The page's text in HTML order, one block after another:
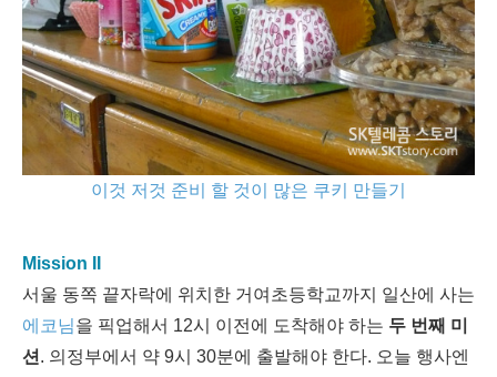
이것 저것 준비 할 것이 많은 쿠키 만들기
Mission II
서울 동쪽 끝자락에 위치한 거여초등학교까지 일산에 사는
에코님을 픽업해서 12시 이전에 도착해야 하는 두 번째 미
션 . 의정부에서 약 9시 30분에 출발해야 한다. 오늘 행사엔